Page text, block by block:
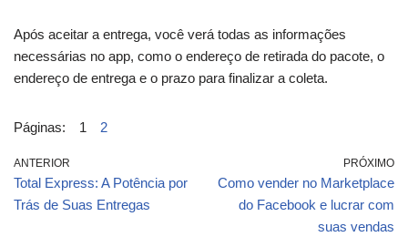
Após aceitar a entrega, você verá todas as informações
necessárias no app, como o endereço de retirada do pacote, o
endereço de entrega e o prazo para finalizar a coleta.
Páginas: 1 2
ANTERIOR
Total Express: A Potência por
Trás de Suas Entregas
PRÓXIMO
Como vender no Marketplace
do Facebook e lucrar com
suas vendas